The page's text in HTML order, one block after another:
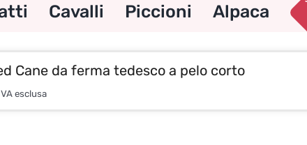
Cavalli Piccioni Alpaca
Cane da ferma tedesco a pelo corto
esclusa